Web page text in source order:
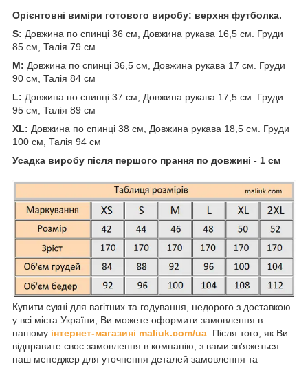
Орієнтовні виміри готового виробу: верхня футболка.
S: Довжина по спинці 36 см, Довжина рукава 16,5 см. Груди
85 см, Талія 79 см
M: Довжина по спинці 36,5 см, Довжина рукава 17 см. Груди
90 см, Талія 84 см
L: Довжина по спинці 37 см, Довжина рукава 17,5 см. Груди
95 см, Талія 89 см
ХL: Довжина по спинці 38 см, Довжина рукава 18,5 см. Груди
100 см, Талія 94 см
Усадка виробу після першого прання по довжині - 1 см
Купити сукні для вагітних та годування, недорого з доставкою
у всі міста України, Ви можете оформити замовлення в
нашому інтернет-магазині maliuk.com/ua. Після того, як Ви
відправите своє замовлення в компанію, з вами зв'яжеться
наш менеджер для уточнення деталей замовлення та